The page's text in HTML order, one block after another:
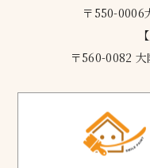
〒550-0006
〒560-0082 大